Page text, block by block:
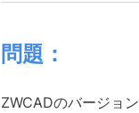
問題：
ZWCADのバージョ